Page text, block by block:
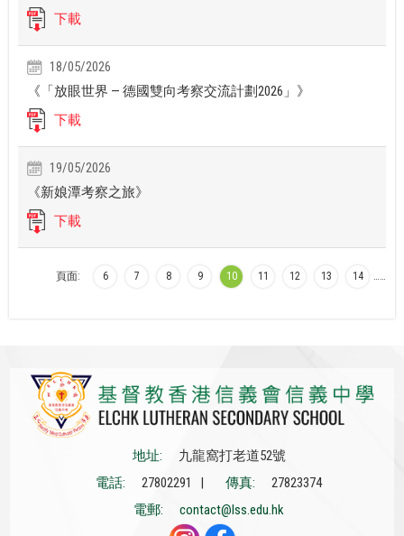
下載
18/05/2026
《「放眼世界 — 德國雙向考察交流計劃2026」》
下載
19/05/2026
《新娘潭考察之旅》
下載
頁面: …
6 7 8 9 10 11 12 13 14 …
地址:
九龍窩打老道52號
電話:
27802291 | 傳真:
27823374
電郵:
contact@lss.edu.hk